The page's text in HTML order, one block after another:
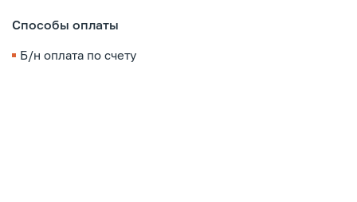
Способы оплаты
Б/н оплата по счету